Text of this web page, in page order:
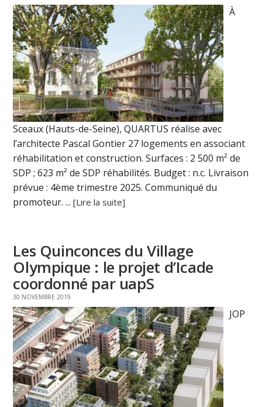
À
Sceaux (Hauts-de-Seine), QUARTUS réalise avec
l’architecte Pascal Gontier 27 logements en associant
réhabilitation et construction. Surfaces : 2 500 m² de
SDP ; 623 m² de SDP réhabilités. Budget : n.c. Livraison
prévue : 4ème trimestre 2025. Communiqué du
promoteur. ...[Lire la suite]
Les Quinconces du Village
Olympique : le projet d’Icade
coordonné par uapS
30 NOVEMBRE 2019
JOP